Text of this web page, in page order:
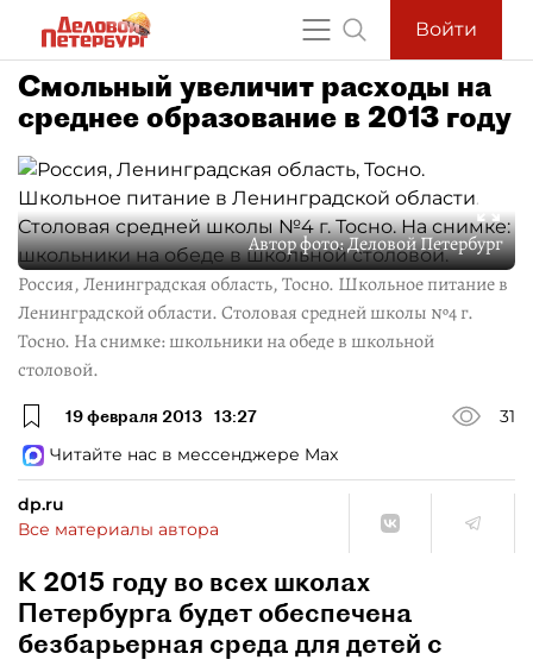
Войти
Смольный увеличит расходы на
среднее образование в 2013 году
Автор фото:Деловой Петербург
Россия, Ленинградская область, Тосно. Школьное питание в
Ленинградской области. Столовая средней школы №4 г.
Тосно. На снимке: школьники на обеде в школьной
столовой.
19 февраля 2013 13:27
31
Читайте нас в мессенджере Max
dp.ru
Все материалы автора
К 2015 году во всех школах
Петербурга будет обеспечена
безбарьерная среда для детей с